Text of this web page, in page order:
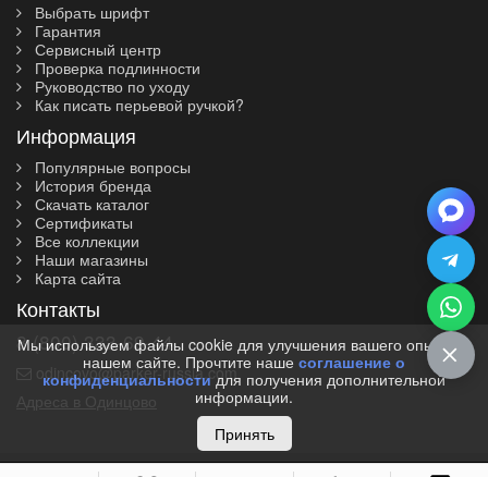
Выбрать шрифт
Гарантия
Сервисный центр
Проверка подлинности
Руководство по уходу
Как писать перьевой ручкой?
Информация
Популярные вопросы
История бренда
Скачать каталог
Сертификаты
Все коллекции
Наши магазины
Карта сайта
Контакты
8 (800) 333-69-44
odincovo@parker-russia.com
Мы используем файлы cookie для улучшения вашего опыта на
нашем сайте. Прочтите наше соглашение о
конфиденциальности для получения дополнительной
информации.
Принять